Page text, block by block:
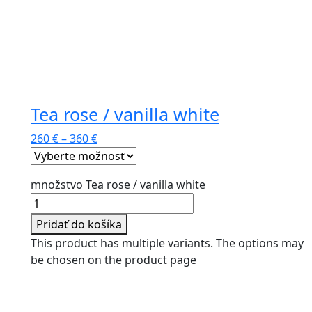
Tea rose / vanilla white
260€–360€
množstvo Tea rose / vanilla white
Pridať do košíka
This product has multiple variants. The options may
be chosen on the product page